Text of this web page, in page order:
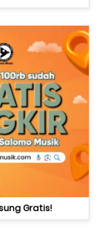
Gratis!